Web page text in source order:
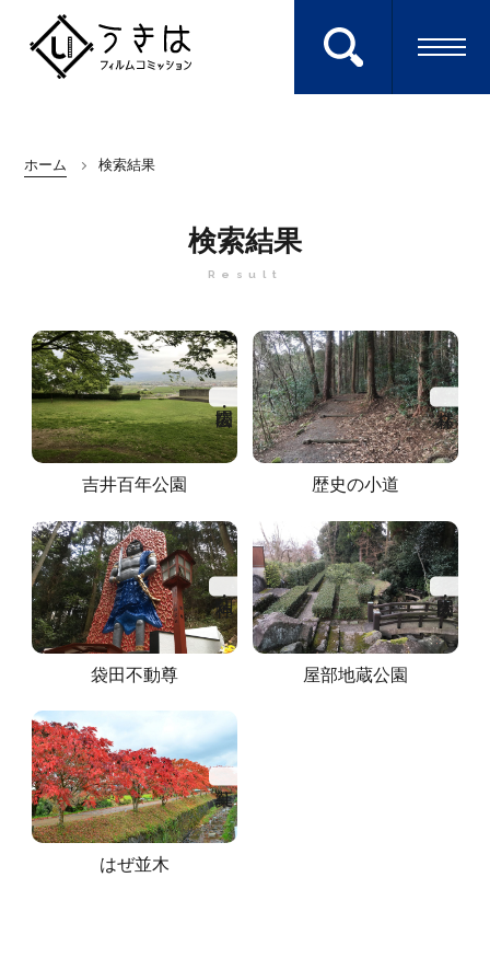
ロケ地を検索する
ホーム HOME
うきはFCとは
エキストラ登録 EXTRA
エキストラ要請 REQUEST
よくあるご質問
お問い合わせ
ホーム 検索結果
検索結果
Result
吉井百年公園 歴史の小道
袋田不動尊 屋部地蔵公園
はぜ並木
キーワードから探す
カテゴリから探す
#店舗 #民家・古民家
#学校・体育館 #屋内
#山 #川 #滝
#森林 #公園・広場
#春 #桜 #夏
#行祭事 #歴史
#町並み #路地・並木道
#石段